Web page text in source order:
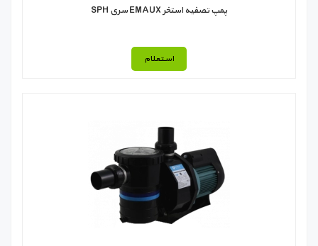
پمپ تصفیه استخر EMAUX سری SPH
استعلام